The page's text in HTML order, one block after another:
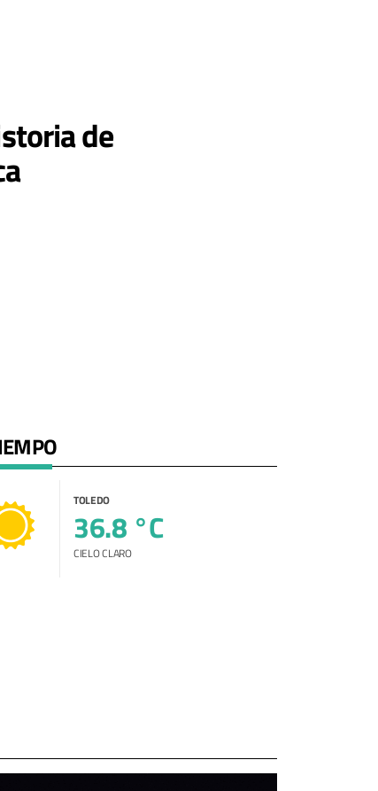
de
TOLEDO
36.8 °C
CIELO CLARO